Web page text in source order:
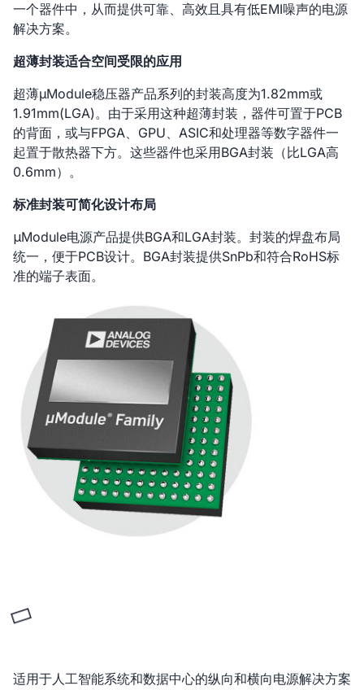
一个器件中，从而提供可靠、高效且具有低EMI噪声的电源
解决方案。
超薄封装适合空间受限的应用
超薄µModule稳压器产品系列的封装高度为1.82mm或
1.91mm(LGA)。由于采用这种超薄封装，器件可置于PCB
的背面，或与FPGA、GPU、ASIC和处理器等数字器件一
起置于散热器下方。这些器件也采用BGA封装（比LGA高
0.6mm）。
标准封装可简化设计布局
μModule电源产品提供BGA和LGA封装。封装的焊盘布局
统一，便于PCB设计。BGA封装提供SnPb和符合RoHS标
准的端子表面。
适用于人工智能系统和数据中心的纵向和横向电源解决方案